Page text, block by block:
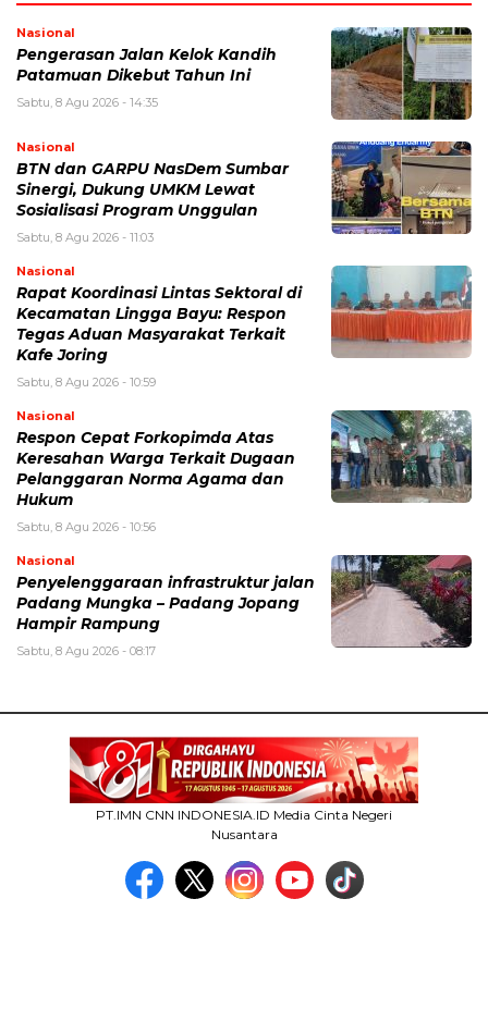
Nasional
Pengerasan Jalan Kelok Kandih
Patamuan Dikebut Tahun Ini
Sabtu, 8 Agu 2026 - 14:35
Nasional
BTN dan GARPU NasDem Sumbar
Sinergi, Dukung UMKM Lewat
Sosialisasi Program Unggulan
Sabtu, 8 Agu 2026 - 11:03
Nasional
Rapat Koordinasi Lintas Sektoral di
Kecamatan Lingga Bayu: Respon
Tegas Aduan Masyarakat Terkait
Kafe Joring
Sabtu, 8 Agu 2026 - 10:59
Nasional
Respon Cepat Forkopimda Atas
Keresahan Warga Terkait Dugaan
Pelanggaran Norma Agama dan
Hukum
Sabtu, 8 Agu 2026 - 10:56
Nasional
Penyelenggaraan infrastruktur jalan
Padang Mungka – Padang Jopang
Hampir Rampung
Sabtu, 8 Agu 2026 - 08:17
PT.IMN CNN INDONESIA.ID Media Cinta Negeri
Nusantara